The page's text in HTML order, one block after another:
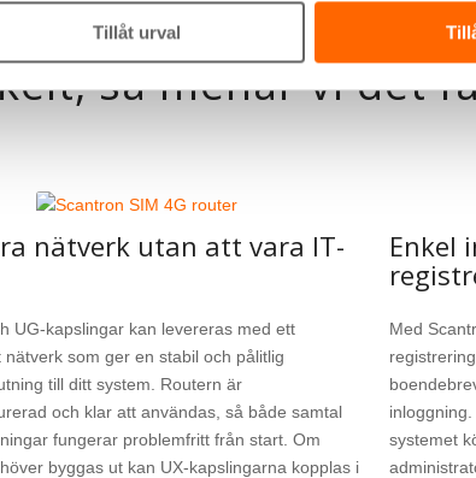
Tillåt urval
så menar vi det
nätverk utan att vara IT-
UG-kapslingar kan levereras med ett
nätverk som ger en stabil och pålitlig
till ditt system. Routern är
och klar att användas, så både samtal
fungerar problemfritt från start. Om
byggas ut kan UX-kapslingarna kopplas i
Enkel
Med
systemet